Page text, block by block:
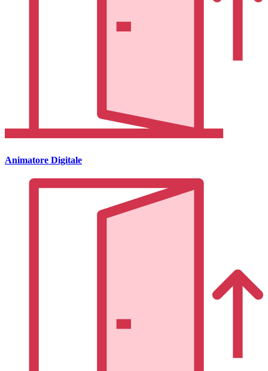
Animatore Digitale